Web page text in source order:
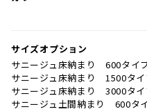
サイズオプション
サニージュ床納まり 600タイ
サニージュ床納まり 1500タ
サニージュ床納まり 3000タ
サニージュ土間納まり 600タ